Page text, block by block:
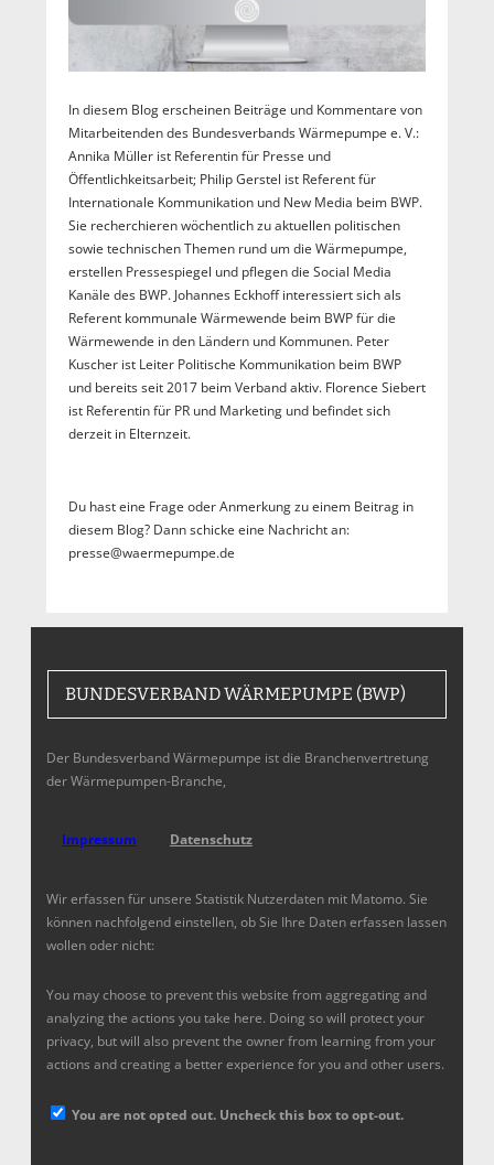
In diesem Blog erscheinen Beiträge und Kommentare von
Mitarbeitenden des Bundesverbands Wärmepumpe e. V.:
Annika Müller ist Referentin für Presse und
Öffentlichkeitsarbeit; Philip Gerstel ist Referent für
Internationale Kommunikation und New Media beim BWP.
Sie recherchieren wöchentlich zu aktuellen politischen
sowie technischen Themen rund um die Wärmepumpe,
erstellen Pressespiegel und pflegen die Social Media
Kanäle des BWP. Johannes Eckhoff interessiert sich als
Referent kommunale Wärmewende beim BWP für die
Wärmewende in den Ländern und Kommunen. Peter
Kuscher ist Leiter Politische Kommunikation beim BWP
und bereits seit 2017 beim Verband aktiv. Florence Siebert
ist Referentin für PR und Marketing und befindet sich
derzeit in Elternzeit.
Du hast eine Frage oder Anmerkung zu einem Beitrag in
diesem Blog? Dann schicke eine Nachricht an:
presse@waermepumpe.de
BUNDESVERBAND WÄRMEPUMPE (BWP)
Der Bundesverband Wärmepumpe ist die Branchenvertretung
der Wärmepumpen-Branche,
Impressum Datenschutz
Wir erfassen für unsere Statistik Nutzerdaten mit Matomo. Sie
können nachfolgend einstellen, ob Sie Ihre Daten erfassen lassen
wollen oder nicht:
You may choose to prevent this website from aggregating and
analyzing the actions you take here. Doing so will protect your
privacy, but will also prevent the owner from learning from your
actions and creating a better experience for you and other users.
You are not opted out. Uncheck this box to opt-out.